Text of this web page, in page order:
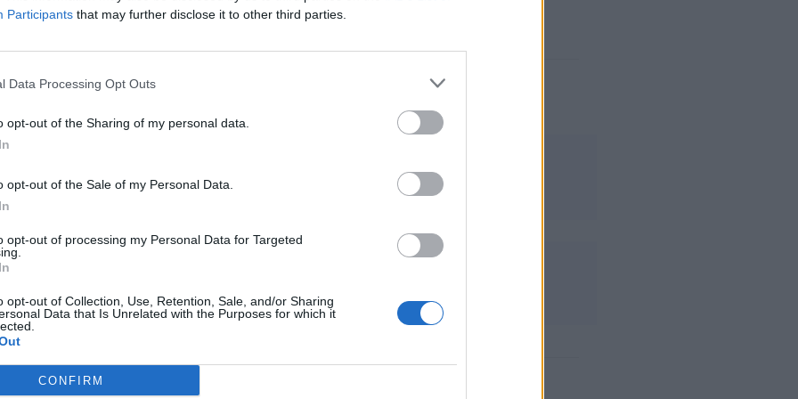
Participants that may further disclose it to other third parties.
Data Processing Opt Outs
opt-out of the Sharing of my personal data.
opt-out of the Sale of my Personal Data.
opt-out of processing my Personal Data for Targeted
opt-out of Collection, Use, Retention, Sale, and/or Sharing
Data that Is Unrelated with the Purposes for which it
CONFIRM
eliminacji do europejskiegoRMR-a
Esports
Vincere SAW
Grupa B